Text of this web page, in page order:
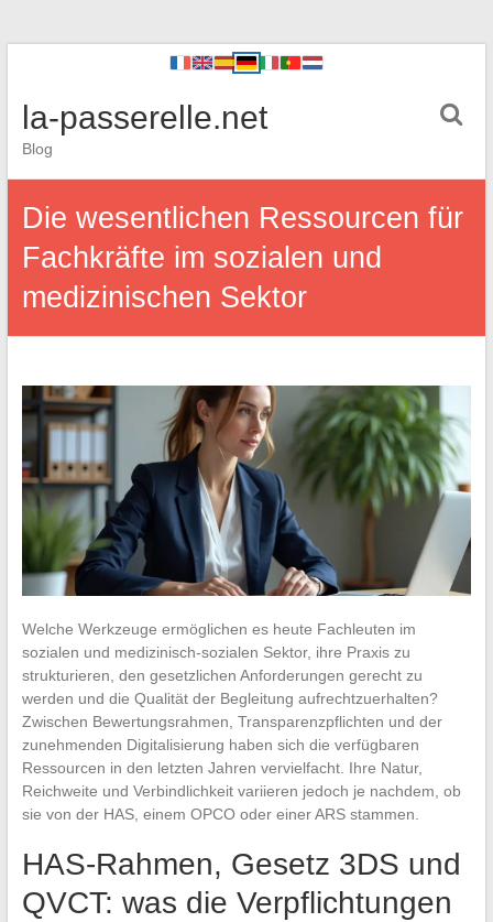
la-passerelle.net
Blog
Die wesentlichen Ressourcen für
Fachkräfte im sozialen und
medizinischen Sektor
Welche Werkzeuge ermöglichen es heute Fachleuten im
sozialen und medizinisch-sozialen Sektor, ihre Praxis zu
strukturieren, den gesetzlichen Anforderungen gerecht zu
werden und die Qualität der Begleitung aufrechtzuerhalten?
Zwischen Bewertungsrahmen, Transparenzpflichten und der
zunehmenden Digitalisierung haben sich die verfügbaren
Ressourcen in den letzten Jahren vervielfacht. Ihre Natur,
Reichweite und Verbindlichkeit variieren jedoch je nachdem, ob
sie von der HAS, einem OPCO oder einer ARS stammen.
HAS-Rahmen, Gesetz 3DS und
QVCT: was die Verpflichtungen